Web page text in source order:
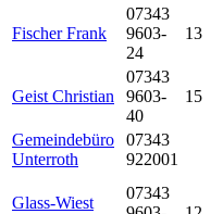
Fischer Frank
07343
9603-
24
13
Geist Christian
07343
9603-
40
15
Gemeindebüro
Unterroth
07343
922001
Glass-Wiest
07343